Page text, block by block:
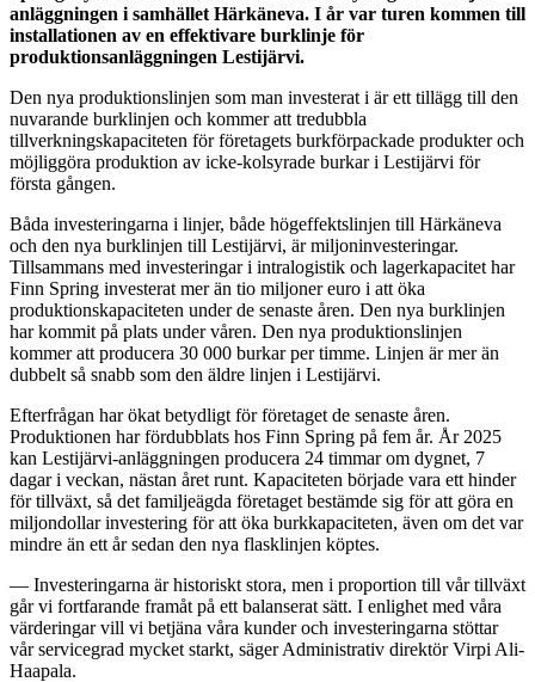
anläggningen i samhället Härkäneva. I år var turen kommen till
installationen av en effektivare burklinje för
produktionsanläggningen Lestijärvi.
Den nya produktionslinjen som man investerat i är ett tillägg till den
nuvarande burklinjen och kommer att tredubbla
tillverkningskapaciteten för företagets burkförpackade produkter och
möjliggöra produktion av icke-kolsyrade burkar i Lestijärvi för
första gången.
Båda investeringarna i linjer, både högeffektslinjen till Härkäneva
och den nya burklinjen till Lestijärvi, är miljoninvesteringar.
Tillsammans med investeringar i intralogistik och lagerkapacitet har
Finn Spring investerat mer än tio miljoner euro i att öka
produktionskapaciteten under de senaste åren. Den nya burklinjen
har kommit på plats under våren. Den nya produktionslinjen
kommer att producera 30 000 burkar per timme. Linjen är mer än
dubbelt så snabb som den äldre linjen i Lestijärvi.
Efterfrågan har ökat betydligt för företaget de senaste åren.
Produktionen har fördubblats hos Finn Spring på fem år. År 2025
kan Lestijärvi-anläggningen producera 24 timmar om dygnet, 7
dagar i veckan, nästan året runt. Kapaciteten började vara ett hinder
för tillväxt, så det familjeägda företaget bestämde sig för att göra en
miljondollar investering för att öka burkkapaciteten, även om det var
mindre än ett år sedan den nya flasklinjen köptes.
— Investeringarna är historiskt stora, men i proportion till vår tillväxt
går vi fortfarande framåt på ett balanserat sätt. I enlighet med våra
värderingar vill vi betjäna våra kunder och investeringarna stöttar
vår servicegrad mycket starkt, säger Administrativ direktör Virpi Ali-
Haapala.